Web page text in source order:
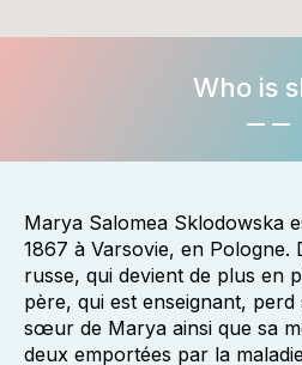
Who is
Marya Salomea Sklodowska
1867 à Varsovie, en Pologne.
russe, qui devient de plus en
père, qui est enseignant,
sœur de Marya ainsi que sa
deux emportées par la